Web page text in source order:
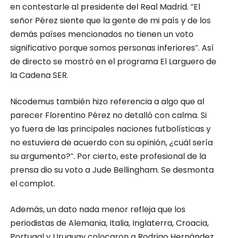
en contestarle al presidente del Real Madrid. “El
señor Pérez siente que la gente de mi país y de los
demás países mencionados no tienen un voto
significativo porque somos personas inferiores”. Así
de directo se mostró en el programa El Larguero de
la Cadena SER.
Nicodemus también hizo referencia a algo que al
parecer Florentino Pérez no detalló con calma. Si
yo fuera de las principales naciones futbolísticas y
no estuviera de acuerdo con su opinión, ¿cuál sería
su argumento?”. Por cierto, este profesional de la
prensa dio su voto a Jude Bellingham. Se desmonta
el complot.
Además, un dato nada menor refleja que los
periodistas de Alemania, Italia, Inglaterra, Croacia,